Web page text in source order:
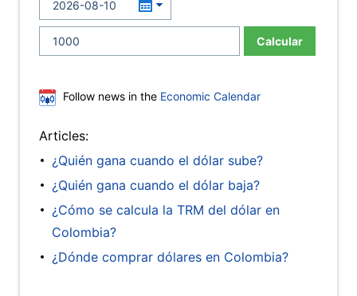
Calcular
Follow news in the Economic Calendar
Articles:
¿Quién gana cuando el dólar sube?
¿Quién gana cuando el dólar baja?
¿Cómo se calcula la TRM del dólar en
Colombia?
¿Dónde comprar dólares en Colombia?